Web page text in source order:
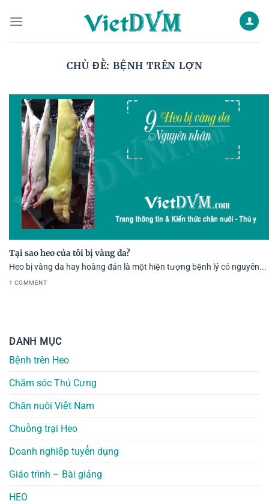
CHỦ ĐỀ: BỆNH TRÊN LỢN
Tại sao heo của tôi bị vàng da?
Heo bị vàng da hay hoàng đản là một hiện tượng bệnh lý có nguyên...
1 COMMENT
DANH MỤC
Bệnh trên Heo
Chăm sóc Thú Cưng
Chăn nuôi Việt Nam
Chuồng trại Heo
Doanh nghiệp tuyển dụng
Giáo trình – Bài giảng
HEO